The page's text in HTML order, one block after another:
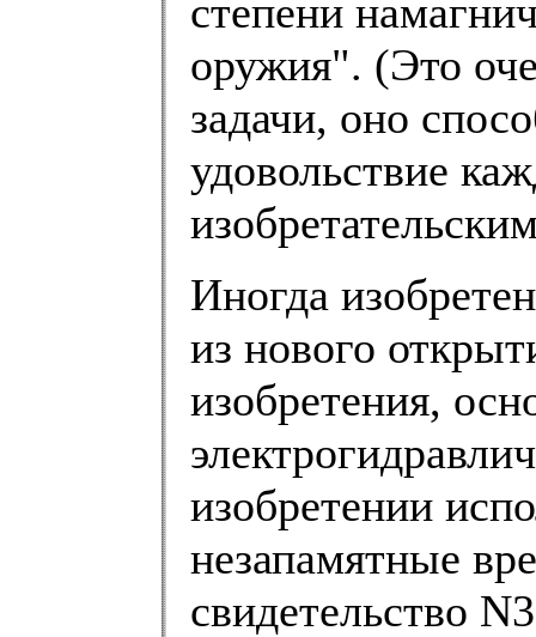
степени
оружия". (Это
задачи, оно
удовольствие
Иногда
из нового
изобретения,
изобретении
незапамятные
свидетельство